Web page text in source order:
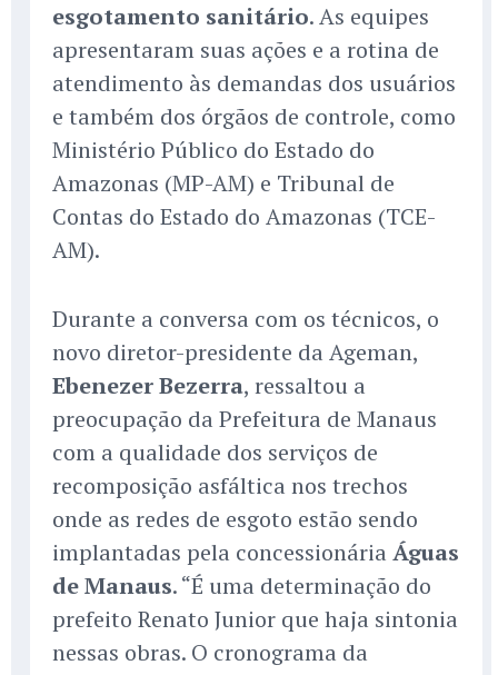
esgotamento sanitário. As equipes
apresentaram suas ações e a rotina de
atendimento às demandas dos usuários
e também dos órgãos de controle, como
Ministério Público do Estado do
Amazonas (MP-AM) e Tribunal de
Contas do Estado do Amazonas (TCE-
AM).
Durante a conversa com os técnicos, o
novo diretor-presidente da Ageman,
Ebenezer Bezerra, ressaltou a
preocupação da Prefeitura de Manaus
com a qualidade dos serviços de
recomposição asfáltica nos trechos
onde as redes de esgoto estão sendo
implantadas pela concessionária Águas
de Manaus. “É uma determinação do
prefeito Renato Junior que haja sintonia
nessas obras. O cronograma da